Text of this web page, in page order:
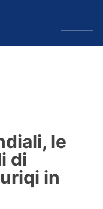
le
di
in